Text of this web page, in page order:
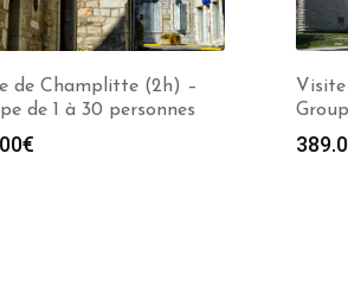
de Champlitte (2h) –
de 1 à 30 personnes
€